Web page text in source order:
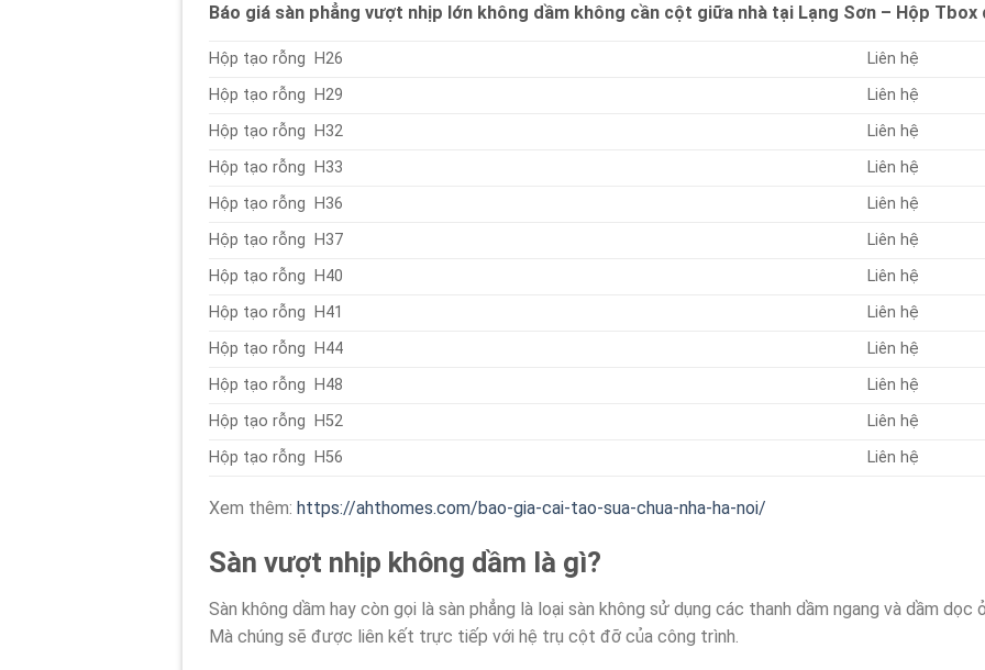
Báo giá sàn phẳng vượt nhịp lớn không dầm không cần cột giữa nhà tại Lạng Sơn – Hộp Tbox
Hộp tạo rỗng H26
Liên hệ
Hộp tạo rỗng H29
Liên hệ
Hộp tạo rỗng H32
Liên hệ
Hộp tạo rỗng H33
Liên hệ
Hộp tạo rỗng H36
Liên hệ
Hộp tạo rỗng H37
Liên hệ
Hộp tạo rỗng H40
Liên hệ
Hộp tạo rỗng H41
Liên hệ
Hộp tạo rỗng H44
Liên hệ
Hộp tạo rỗng H48
Liên hệ
Hộp tạo rỗng H52
Liên hệ
Hộp tạo rỗng H56
Liên hệ
Xem thêm:https://ahthomes.com/bao-gia-cai-tao-sua-chua-nha-ha-noi/
Sàn vượt nhịp không dầm là gì?
Sàn không dầm hay còn gọi là sàn phẳng là loại sàn không sử dụng các thanh dầm ngang và dầm
Mà chúng sẽ được liên kết trực tiếp với hệ trụ cột đỡ của công trình.